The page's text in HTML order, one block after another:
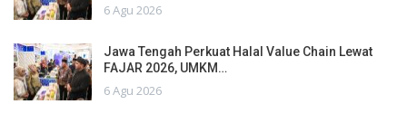
6 Agu 2026
Jawa Tengah Perkuat Halal Value Chain Lewat
FAJAR 2026, UMKM…
6 Agu 2026